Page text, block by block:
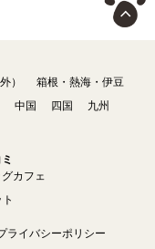
）
箱根・熱海・伊豆
中国 四国
九州
カフェ
ライバシーポリシー